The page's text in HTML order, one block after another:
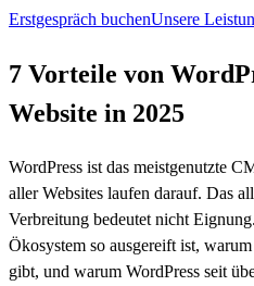
Erstgespräch buchenUnsere
7 Vorteile von
Website in 2025
WordPress ist das meistgenutzte
aller Websites laufen darauf. Das
Verbreitung bedeutet nicht
Ökosystem so ausgereift ist,
gibt, und warum WordPress seit